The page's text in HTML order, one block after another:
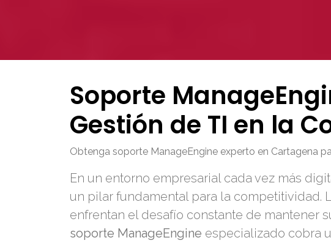
Soporte
Gestión de TI en la
Obtenga soporte ManageEngine experto en Cartagena
En un entorno empresarial cada vez más
un pilar fundamental para la competitividad.
enfrentan el desafío constante de mantener
soporte ManageEngine especializado cobra